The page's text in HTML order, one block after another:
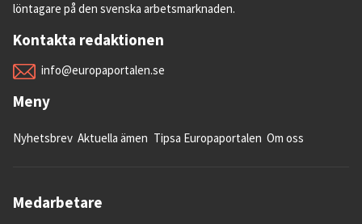
löntagare på den svenska arbetsmarknaden.
Kontakta redaktionen
info@europaportalen.se
Meny
Nyhetsbrev Aktuella ämen Tipsa Europaportalen Om oss
Medarbetare